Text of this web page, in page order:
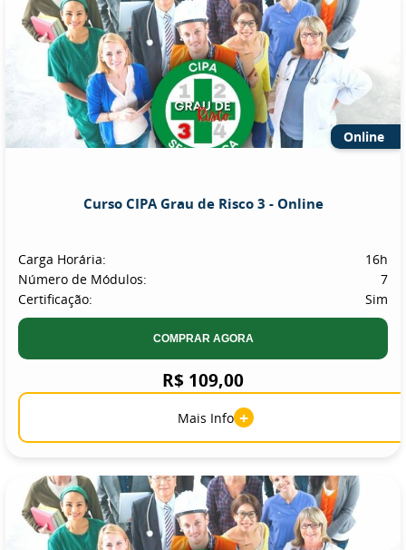
Online
Curso CIPA Grau de Risco 3 - Online
Carga Horária:
16h
Número de Módulos:
7
Certificação:
Sim
COMPRAR AGORA
R$ 109,00
Mais Info +